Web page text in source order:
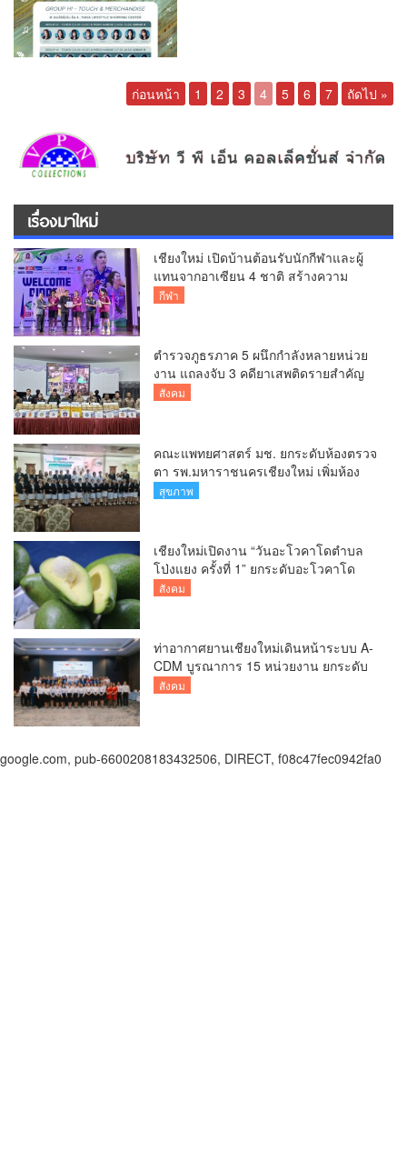
ก่อนหน้า 1 2 3 4 5 6 7 ถัดไป »
เรื่องมาใหม่
เชียงใหม่ เปิดบ้านต้อนรับนักกีฬาและผู้
แทนจากอาเซียน 4 ชาติ สร้างความ
ประทับใจก่อนเปิดศึกวอลเลย์บอล BYD
กีฬา
ตำรวจภูธรภาค 5 ผนึกกำลังหลายหน่วย
งาน แถลงจับ 3 คดียาเสพติดรายสำคัญ
ยึดยาบ้ากว่า 3.2 ล้านเม็ด เฮโรอีน 8.62
สังคม
คณะแพทยศาสตร์ มช. ยกระดับห้องตรวจ
ตา รพ.มหาราชนครเชียงใหม่ เพิ่มห้อง
ตรวจ-นำเทคโนโลยีทันสมัย รองรับผู้ป่วย
สุขภาพ
เชียงใหม่เปิดงาน “วันอะโวคาโดตำบล
โป่งแยง ครั้งที่ 1” ยกระดับอะโวคาโด
คุณภาพ สู่ผลไม้เศรษฐกิจและแหล่งท่อง
สังคม
ท่าอากาศยานเชียงใหม่เดินหน้าระบบ A-
CDM บูรณาการ 15 หน่วยงาน ยกระดับ
การบริหารเที่ยวบินและบริการผู้โดยสาร
สังคม
google.com, pub-6600208183432506, DIRECT, f08c47fec0942fa0